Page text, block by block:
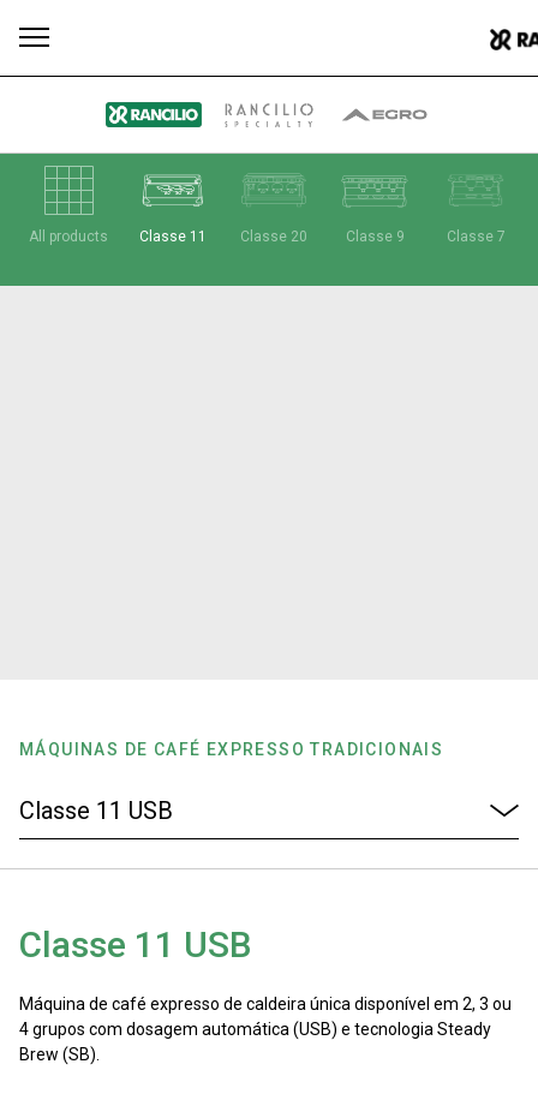
All products Classe 11 Classe 20 Classe 9 Classe 7
MÁQUINAS DE CAFÉ EXPRESSO TRADICIONAIS
Classe 11 USB
Máquina de café expresso de caldeira única disponível em 2, 3 ou
4 grupos com dosagem automática (USB) e tecnologia Steady
Brew (SB).
Todos Produtos Notícias Descarregar Mais
Nossos laboratórios
Sustentabilidade
Contacte-nos